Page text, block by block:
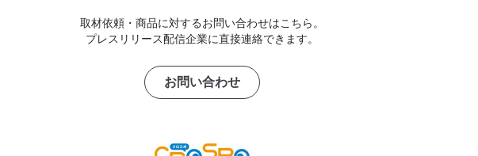
取材依頼・商品に対するお問い合わせはこちら。
プレスリリース配信企業に直接連絡できます。
お問い合わせ